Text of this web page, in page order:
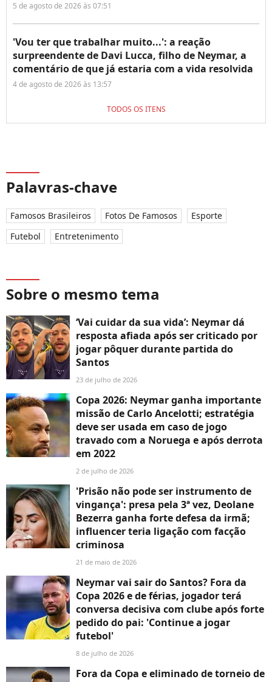
5 de agosto de 2026 às 07:51
'Vou ter que trabalhar muito...': a reação
surpreendente de Davi Lucca, filho de Neymar, a
comentário de que já estaria com a vida resolvida
4 de agosto de 2026 às 13:57
TODOS OS ITENS
Palavras-chave
Famosos Brasileiros Fotos De Famosos
Esporte
Futebol
Entretenimento
Sobre o mesmo tema
‘Vai cuidar da sua vida’: Neymar dá
resposta afiada após ser criticado por
jogar pôquer durante partida do
Santos
23 de julho de 2026
Copa 2026: Neymar ganha importante
missão de Carlo Ancelotti; estratégia
deve ser usada em caso de jogo
travado com a Noruega e após derrota
em 2022
2 de julho de 2026
'Prisão não pode ser instrumento de
vingança': presa pela 3ª vez, Deolane
Bezerra ganha forte defesa da irmã;
influencer teria ligação com facção
criminosa
21 de maio de 2026
Neymar vai sair do Santos? Fora da
Copa 2026 e de férias, jogador terá
conversa decisiva com clube após forte
pedido do pai: 'Continue a jogar
futebol'
8 de julho de 2026
Fora da Copa e eliminado de torneio de